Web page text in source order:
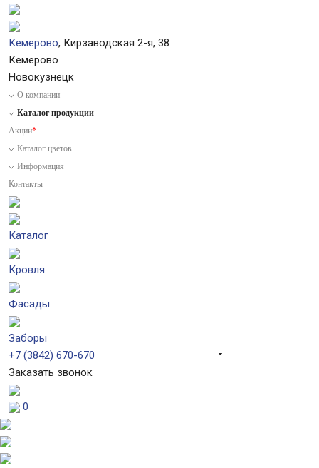
Кемерово, Кирзаводская 2-я, 38
Кемерово
Новокузнецк
О компании
Каталог продукции
Акции*
Каталог цветов
Информация
Контакты
Каталог
Кровля
Фасады
Заборы
+7 (3842) 670-670
Заказать звонок
0